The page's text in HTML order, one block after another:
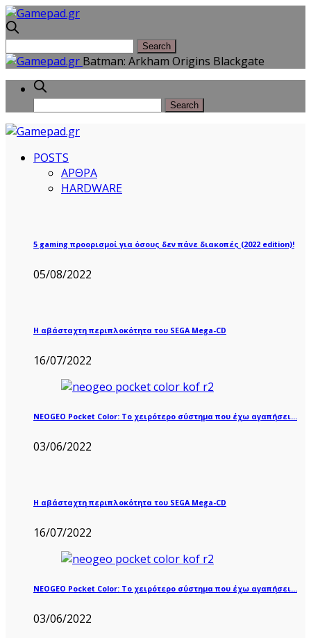
Batman: Arkham Origins Blackgate
POSTS
ΑΡΘΡΑ
HARDWARE
5 gaming προορισμοί για όσους δεν πάνε διακοπές (2022 edition)!
05/08/2022
Η αβάσταχτη περιπλοκότητα του SEGA Mega-CD
16/07/2022
NEOGEO Pocket Color: Το χειρότερο σύστημα που έχω αγαπήσει…
03/06/2022
Η αβάσταχτη περιπλοκότητα του SEGA Mega-CD
16/07/2022
NEOGEO Pocket Color: Το χειρότερο σύστημα που έχω αγαπήσει…
03/06/2022